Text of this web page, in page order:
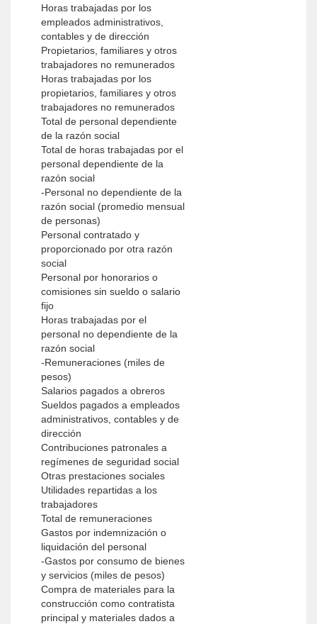
Horas trabajadas por los
empleados administrativos,
contables y de dirección
Propietarios, familiares y otros
trabajadores no remunerados
Horas trabajadas por los
propietarios, familiares y otros
trabajadores no remunerados
Total de personal dependiente
de la razón social
Total de horas trabajadas por el
personal dependiente de la
razón social
-Personal no dependiente de la
razón social (promedio mensual
de personas)
Personal contratado y
proporcionado por otra razón
social
Personal por honorarios o
comisiones sin sueldo o salario
fijo
Horas trabajadas por el
personal no dependiente de la
razón social
-Remuneraciones (miles de
pesos)
Salarios pagados a obreros
Sueldos pagados a empleados
administrativos, contables y de
dirección
Contribuciones patronales a
regímenes de seguridad social
Otras prestaciones sociales
Utilidades repartidas a los
trabajadores
Total de remuneraciones
Gastos por indemnización o
liquidación del personal
-Gastos por consumo de bienes
y servicios (miles de pesos)
Compra de materiales para la
construcción como contratista
principal y materiales dados a